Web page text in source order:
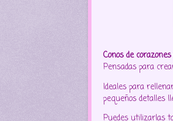
Conos de
Pensadas para
Ideales para
pequeños detalles